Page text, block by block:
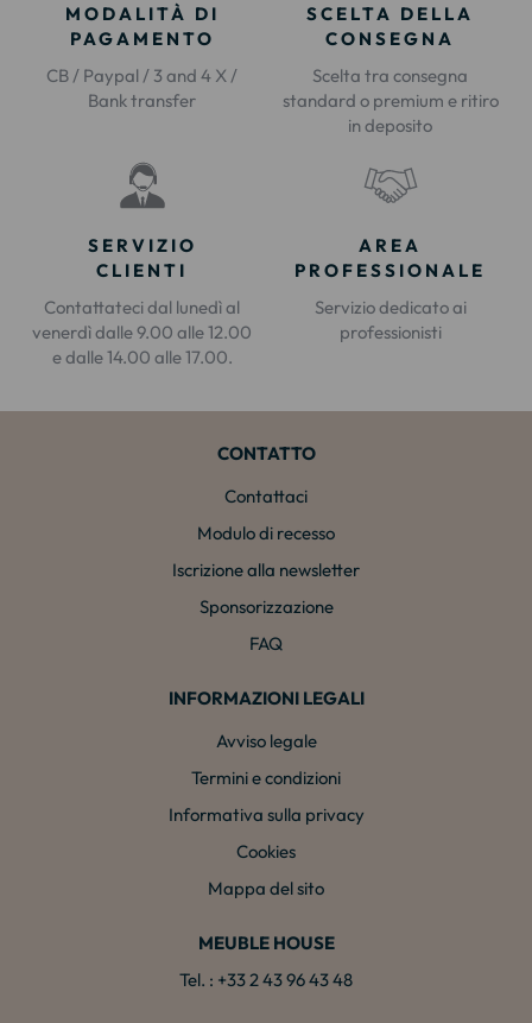
MODALITÀ DI
PAGAMENTO
CB / Paypal / 3 and 4 X /
Bank transfer
SCELTA DELLA
CONSEGNA
Scelta tra consegna
standard o premium e ritiro
in deposito
SERVIZIO
CLIENTI
Contattateci dal lunedì al
venerdì dalle 9.00 alle 12.00
e dalle 14.00 alle 17.00.
AREA
PROFESSIONALE
Servizio dedicato ai
professionisti
CONTATTO
Contattaci
Modulo di recesso
Iscrizione alla newsletter
Sponsorizzazione
FAQ
INFORMAZIONI LEGALI
Avviso legale
Termini e condizioni
Informativa sulla privacy
Cookies
Mappa del sito
MEUBLE HOUSE
Tel. : +33 2 43 96 43 48